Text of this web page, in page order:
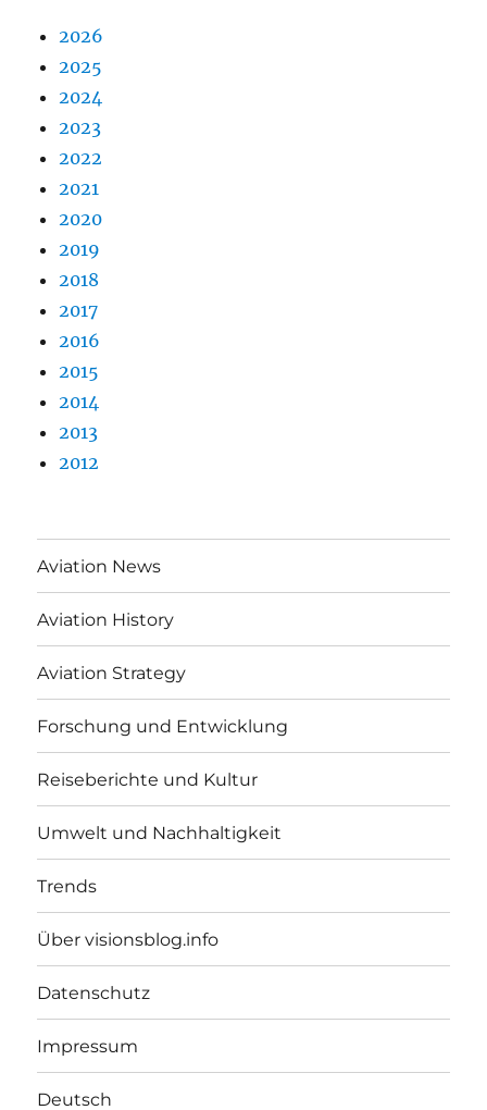
2026
2025
2024
2023
2022
2021
2020
2019
2018
2017
2016
2015
2014
2013
2012
Aviation News
Aviation History
Aviation Strategy
Forschung und Entwicklung
Reiseberichte und Kultur
Umwelt und Nachhaltigkeit
Trends
Über visionsblog.info
Datenschutz
Impressum
Deutsch